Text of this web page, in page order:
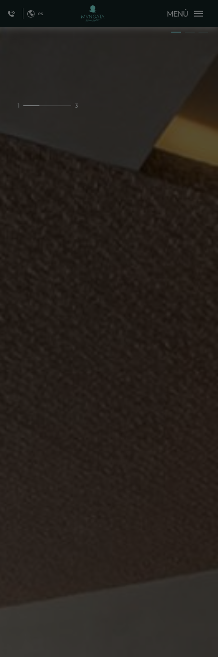
es MENÚ
Deluxe Suite del MVNGATA Beach Hotel en Playa del Carmen. Web
1 3